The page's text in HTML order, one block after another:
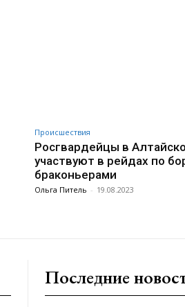
Происшествия
Росгвардейцы в
участвуют в рейдах по
браконьерами
Ольга Питель - 19.08.2023
Последние